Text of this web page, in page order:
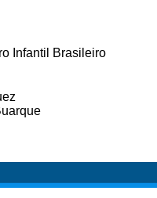
Infantil Brasileiro